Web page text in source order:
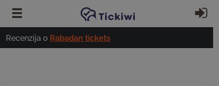
Preskoči na glavni sadržaj
Recenzija o Rabadan tickets